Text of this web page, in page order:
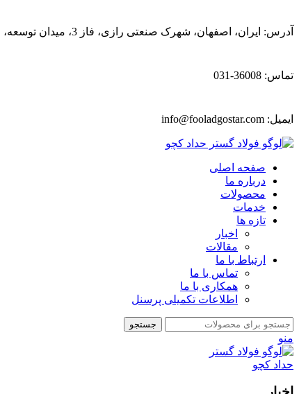
آدرس: ایران، اصفهان، شهرک صنعتی رازی، فاز 3، میدان توسعه، بلوار پیشتازان
تماس: 36008-031
ایمیل: info@fooladgostar.com
صفحه اصلی
درباره ما
محصولات
خدمات
تازه ها
اخبار
مقالات
ارتباط با ما
تماس با ما
همکاری با ما
اطلاعات تکمیلی پرسنل
جستجو
منو